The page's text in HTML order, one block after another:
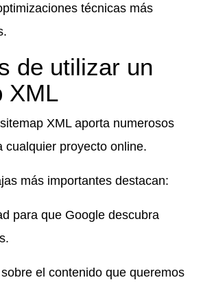
técnicas más
de utilizar un
XML
XML aporta numerosos
cualquier proyecto online.
más importantes destacan:
para que Google descubra
el contenido que queremos